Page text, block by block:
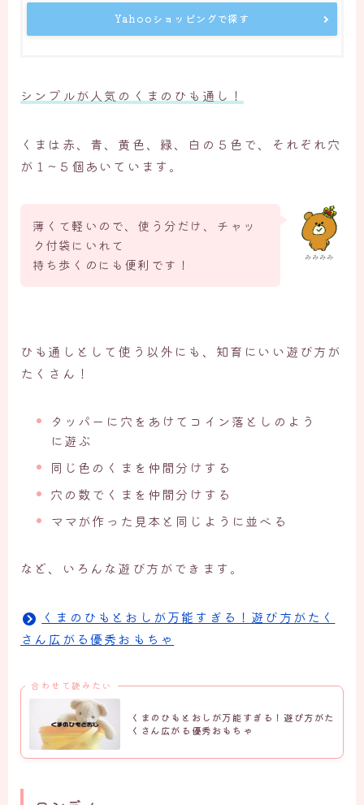
Yahooショッピングで探す
シンプルが人気のくまのひも通し！
くまは赤、青、黄色、緑、白の５色で、それぞれ穴
が１~５個あいています。
みみみみ
薄くて軽いので、使う分だけ、チャッ
ク付袋にいれて
持ち歩くのにも便利です！
ひも通しとして使う以外にも、知育にいい遊び方が
たくさん！
タッパーに穴をあけてコイン落としのよう
に遊ぶ
同じ色のくまを仲間分けする
穴の数でくまを仲間分けする
ママが作った見本と同じように並べる
など、いろんな遊び方ができます。
くまのひもとおしが万能すぎる！遊び方がたく
さん広がる優秀おもちゃ
合わせて読みたい
くまのひもとおしが万能すぎる！遊び方がた
くさん広がる優秀おもちゃ